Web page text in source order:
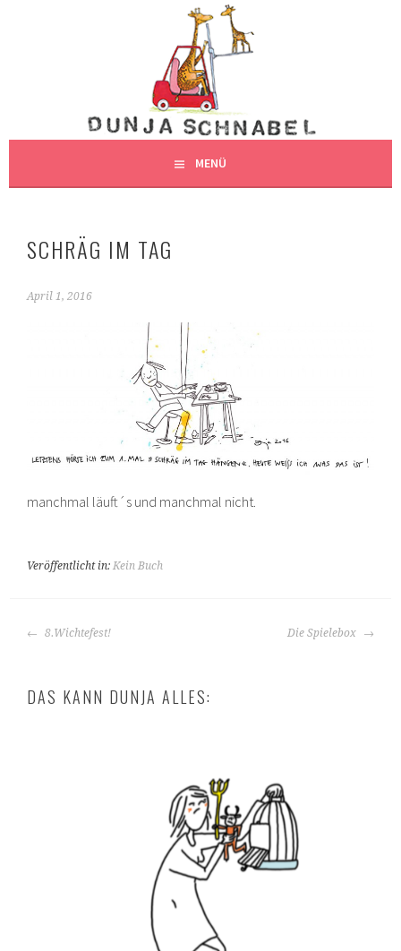
DUNJAS SCHNABEL
ILLUSTRATION
DUNJA SCHNABEL, ILLUSTRATION, HAMBURG
MENÜ
SCHRÄG IM TAG
April 1, 2016
manchmal läuft´s und manchmal nicht.
Veröffentlicht in:Kein Buch
BEITRAGS-
8.Wichtefest! Die Spielebox
DAS KANN DUNJA ALLES: